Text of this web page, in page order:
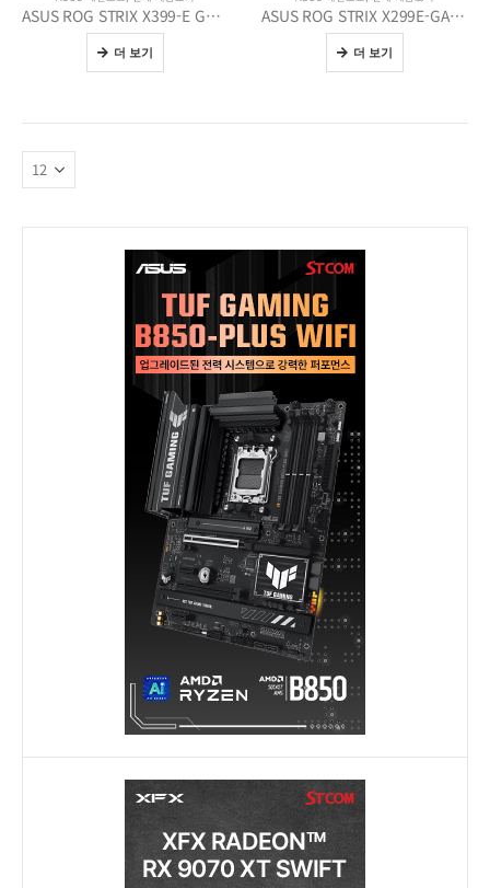
ASUS ROG STRIX X399-E GAMING STCOM
더 보기
ASUS ROG STRIX X299E-GAMING
더 보기